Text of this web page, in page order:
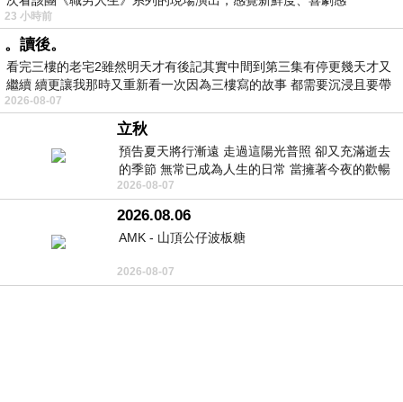
23 小時前
。讀後。
看完三樓的老宅2雖然明天才有後記其實中間到第三集有停更幾天才又
繼續 續更讓我那時又重新看一次因為三樓寫的故事 都需要沉浸且要帶
有
2026-08-07
立秋
預告夏天將行漸遠 走過這陽光普照 卻又充滿逝去
的季節 無常已成為人生的日常 當擁著今夜的歡暢
舒心 轉眼驟成昨日 而明晨 太陽
2026-08-07
2026.08.06
AMK - 山頂公仔波板糖
2026-08-07